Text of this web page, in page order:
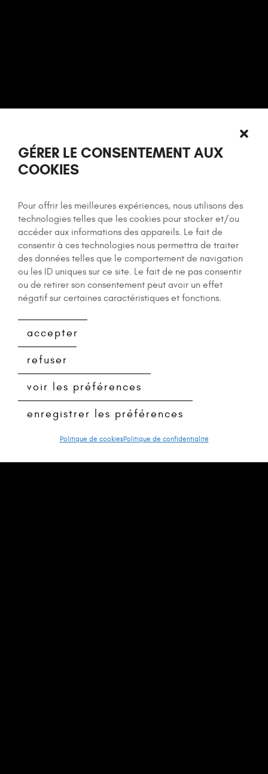
GÉRER LE CONSENTEMENT AUX
COOKIES
Pour offrir les meilleures expériences, nous utilisons des
technologies telles que les cookies pour stocker et/ou
accéder aux informations des appareils. Le fait de
consentir à ces technologies nous permettra de traiter
des données telles que le comportement de navigation
ou les ID uniques sur ce site. Le fait de ne pas consentir
ou de retirer son consentement peut avoir un effet
négatif sur certaines caractéristiques et fonctions.
accepter
refuser
voir les préférences
enregistrer les préférences
Politique de cookiesPolitique de confidentialité